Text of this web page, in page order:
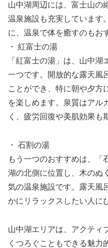
山中湖周辺には、富士山の
温泉施設も充実しています
に、温泉で体を癒すのもお
・ 紅富士の湯
「紅富士の湯」は、山中
一つです。開放的な露天風
ことができ、特に朝や夕方
を楽しめます。泉質はアル
く、疲労回復や美肌効果も
・ 石割の湯
もう一つのおすすめは、「
湖の北側に位置し、木のぬ
気の温泉施設です。露天風
かにリラックスしたい人に
山中湖エリアは、アクティ
くつろぐこともできる魅力